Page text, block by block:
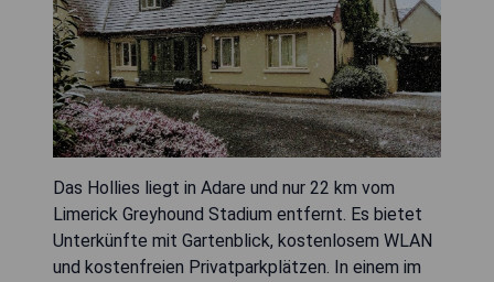
Das Hollies liegt in Adare und nur 22 km vom
Limerick Greyhound Stadium entfernt. Es bietet
Unterkünfte mit Gartenblick, kostenlosem WLAN
und kostenfreien Privatparkplätzen. In einem im